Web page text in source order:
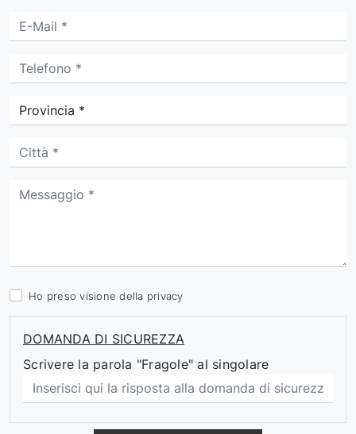
Ho preso visione della privacy
DOMANDA DI SICUREZZA
Scrivere la parola "Fragole" al singolare